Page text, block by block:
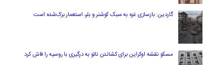
گاردین: بازسازی غزه به سبک کوشنر و بلر، استعمار بزک‌شده است
مسکو نقشه اوکراین برای کشاندن ناتو به درگیری با روسیه را فاش کرد